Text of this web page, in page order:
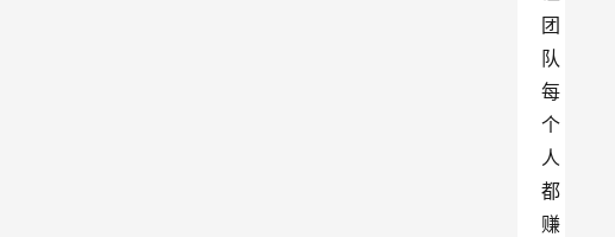
团
队
每
个
人
都
赚